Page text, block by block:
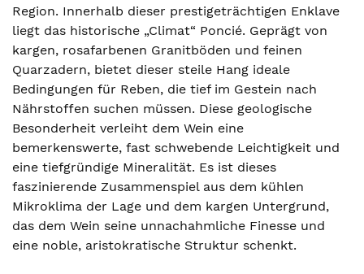
Region. Innerhalb dieser prestigeträchtigen Enklave
liegt das historische „Climat“ Poncié. Geprägt von
kargen, rosafarbenen Granitböden und feinen
Quarzadern, bietet dieser steile Hang ideale
Bedingungen für Reben, die tief im Gestein nach
Nährstoffen suchen müssen. Diese geologische
Besonderheit verleiht dem Wein eine
bemerkenswerte, fast schwebende Leichtigkeit und
eine tiefgründige Mineralität. Es ist dieses
faszinierende Zusammenspiel aus dem kühlen
Mikroklima der Lage und dem kargen Untergrund,
das dem Wein seine unnachahmliche Finesse und
eine noble, aristokratische Struktur schenkt.